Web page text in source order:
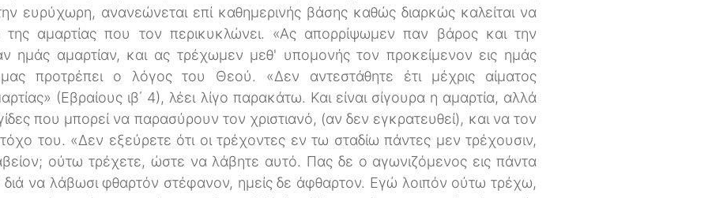
ευρύχωρη, ανανεώνεται επί καθημερινής βάσης καθώς διαρκώς καλείται να
της αμαρτίας που τον περικυκλώνει. «Ας απορρίψωμεν παν βάρος και την
ημάς αμαρτίαν, και ας τρέχωμεν μεθ' υπομονής τον προκείμενον εις ημάς
προτρέπει ο λόγος του Θεού. «Δεν αντεστάθητε έτι μέχρις αίματος
(Εβραίους ιβ΄ 4), λέει λίγο παρακάτω. Και είναι σίγουρα η αμαρτία, αλλά
που μπορεί να παρασύρουν τον χριστιανό, (αν δεν εγκρατευθεί), και να τον
του. «Δεν εξεύρετε ότι οι τρέχοντες εν τω σταδίω πάντες μεν τρέχουσιν,
ούτω τρέχετε, ώστε να λάβητε αυτό. Πας δε ο αγωνιζόμενος εις πάντα
διά να λάβωσι φθαρτόν στέφανον, ημείς δε άφθαρτον. Εγώ λοιπόν ούτω τρέχω,